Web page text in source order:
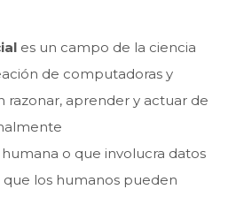
es un campo de la ciencia
de computadoras y
razonar, aprender y actuar de
o que involucra datos
los humanos pueden